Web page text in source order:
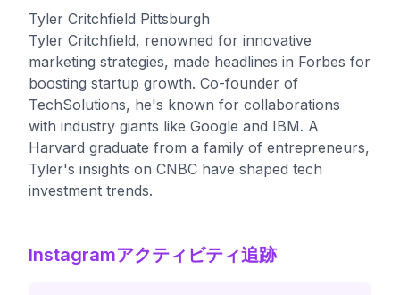
Tyler Critchfield Pittsburgh
Tyler Critchfield, renowned for innovative
marketing strategies, made headlines in Forbes for
boosting startup growth. Co-founder of
TechSolutions, he's known for collaborations
with industry giants like Google and IBM. A
Harvard graduate from a family of entrepreneurs,
Tyler's insights on CNBC have shaped tech
investment trends.
Instagramアクティビティ追跡